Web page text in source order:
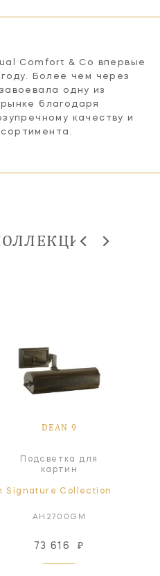
Comfort & Co впервые
Более чем через
одну из
благодаря
качеству и
DEAN 9
Подсветка для
картин
Signature Collection
AH2700GM
73 616 ₽